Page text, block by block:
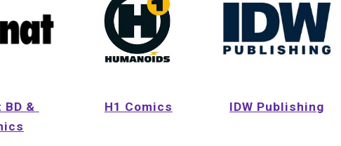
BD &
H1 Comics IDW Publishing